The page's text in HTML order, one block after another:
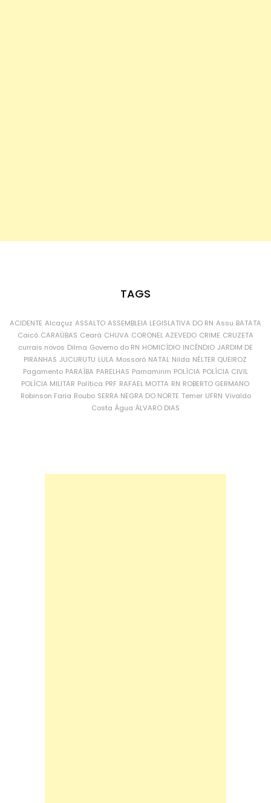
TAGS
ACIDENTE Alcaçuz ASSALTO ASSEMBLEIA LEGISLATIVA DO RN Assu BATATA
Caicó CARAÚBAS Ceará CHUVA CORONEL AZEVEDO CRIME CRUZETA
currais novos Dilma Governo do RN HOMICÍDIO INCÊNDIO JARDIM DE
PIRANHAS JUCURUTU LULA Mossoró NATAL Nilda NÉLTER QUEIROZ
Pagamento PARAÍBA PARELHAS Parnamirim POLÍCIA POLÍCIA CIVIL
POLÍCIA MILITAR Política PRF RAFAEL MOTTA RN ROBERTO GERMANO
Robinson Faria Roubo SERRA NEGRA DO NORTE Temer UFRN Vivaldo
Costa Água ÁLVARO DIAS